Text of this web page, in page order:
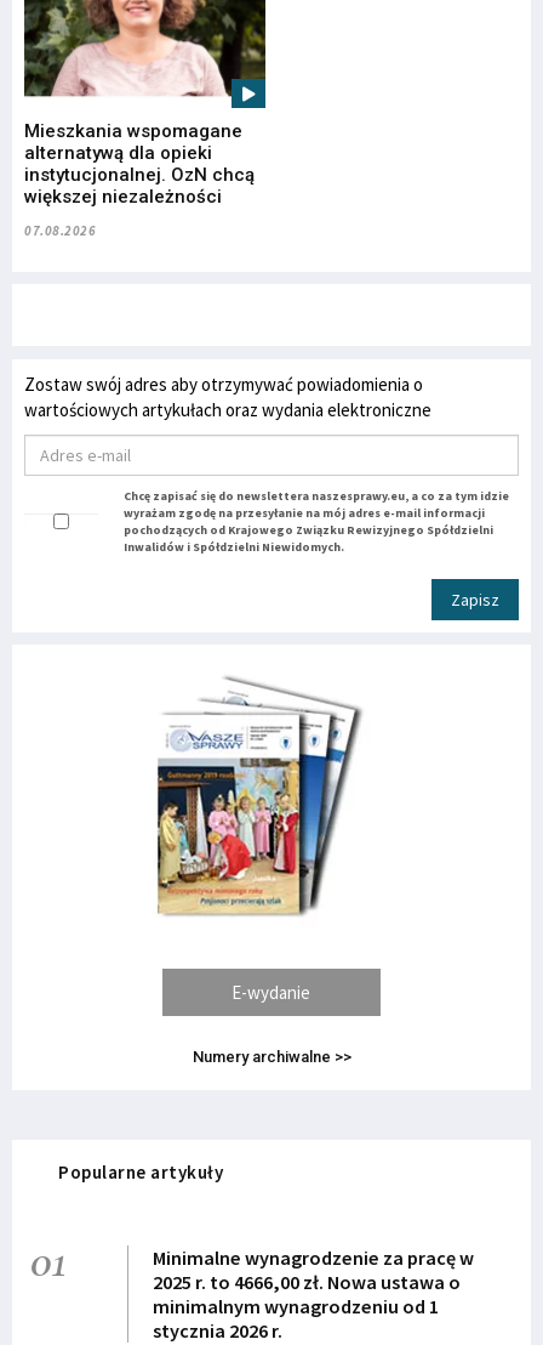
Mieszkania wspomagane
alternatywą dla opieki
instytucjonalnej. OzN chcą
większej niezależności
07.08.2026
Zostaw swój adres aby otrzymywać powiadomienia o
wartościowych artykułach oraz wydania elektroniczne
Chcę zapisać się do newslettera naszesprawy.eu, a co za tym idzie
wyrażam zgodę na przesyłanie na mój adres e-mail informacji
pochodzących od Krajowego Związku Rewizyjnego Spółdzielni
Inwalidów i Spółdzielni Niewidomych.
Zapisz
E-wydanie
Numery archiwalne >>
Popularne artykuły
01
Minimalne wynagrodzenie za pracę w
2025 r. to 4666,00 zł. Nowa ustawa o
minimalnym wynagrodzeniu od 1
stycznia 2026 r.